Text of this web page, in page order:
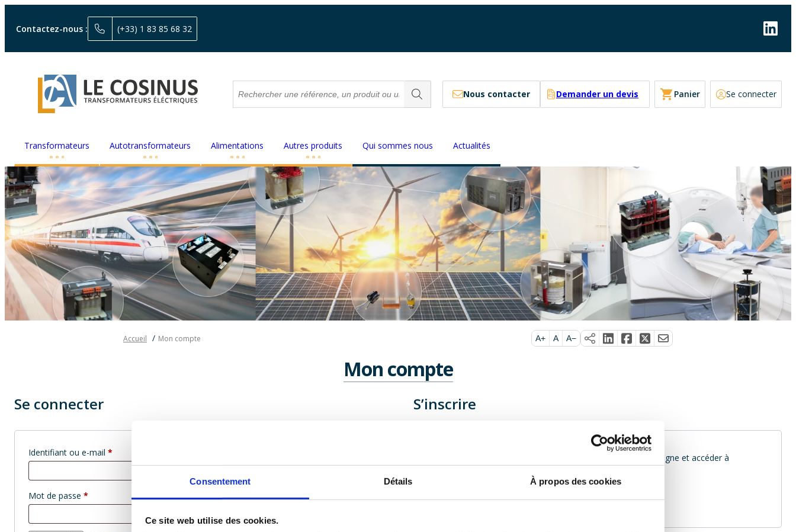
Consentement Détails À propos des cookies
Ce site web utilise des cookies.
Contactez-nous : (+33) 1 83 85 68 32
Nous contacter Demander un devis Panier Se connecter
Transformateurs Autotransformateurs Alimentations Autres produits Qui sommes nous Actualités
Accueil Mon compte A+ A A−
Mon compte
Se connecter
Identifiant ou e-mail *
Mot de passe *
S’inscrire
Créez votre compte Le Cosinus pour pouvoir commander en ligne et accéder à